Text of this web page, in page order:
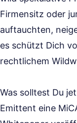
Firmensitz oder
auftauchten,
es schützt Dich
rechtlichem
Was solltest Du
Emittent eine